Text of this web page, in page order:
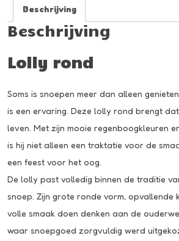
Beschrijving
Beschrijving
Lolly rond
Soms is snoepen meer dan alleen
is een ervaring. Deze lolly rond brengt
leven. Met zijn mooie regenboogkleuren
is hij niet alleen een traktatie voor de
een feest voor het oog.
De lolly past volledig binnen de traditie
snoep. Zijn grote ronde vorm, opvallende
volle smaak doen denken aan de
waar snoepgoed zorgvuldig werd